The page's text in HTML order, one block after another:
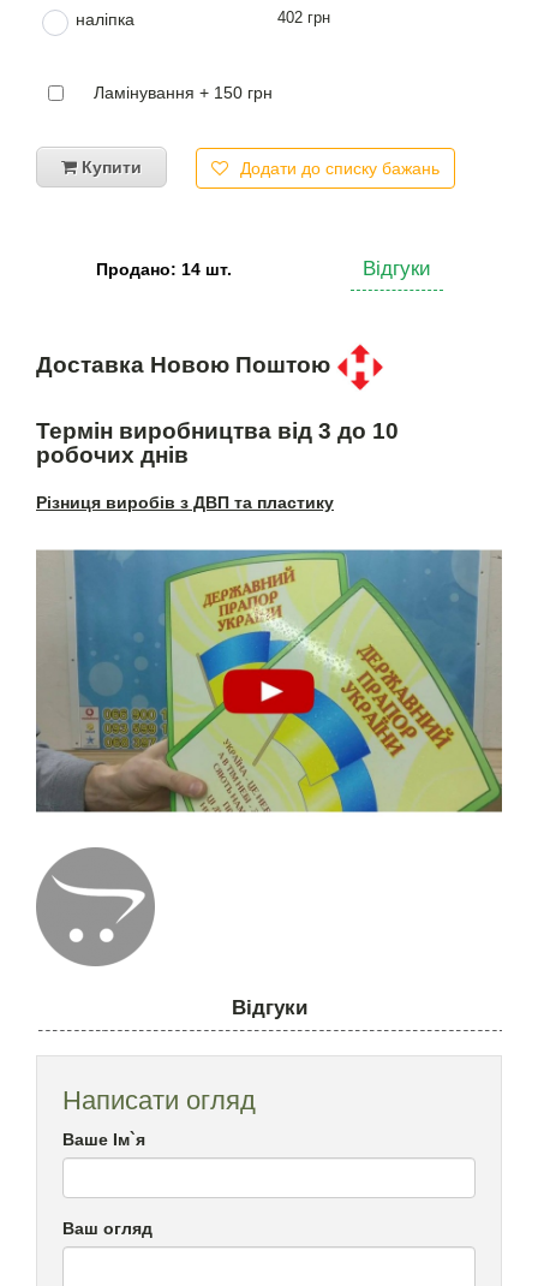
наліпка 402 грн
Ламінування + 150 грн
Купити Додати до списку бажань
Продано: 14 шт. Відгуки
Доставка Новою Поштою
Термін виробництва від 3 до 10
робочих днів
Різниця виробів з ДВП та пластику
Відгуки
Написати огляд
Ваше Ім`я
Ваш огляд